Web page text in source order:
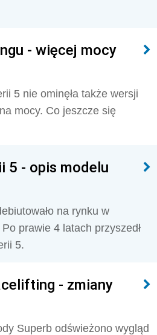
- więcej mocy
5 nie ominęła także wersji
mocy. Co jeszcze się
5 - opis modelu
na rynku w
prawie 4 latach przyszedł
5.
- zmiany
Superb odświeżono wygląd